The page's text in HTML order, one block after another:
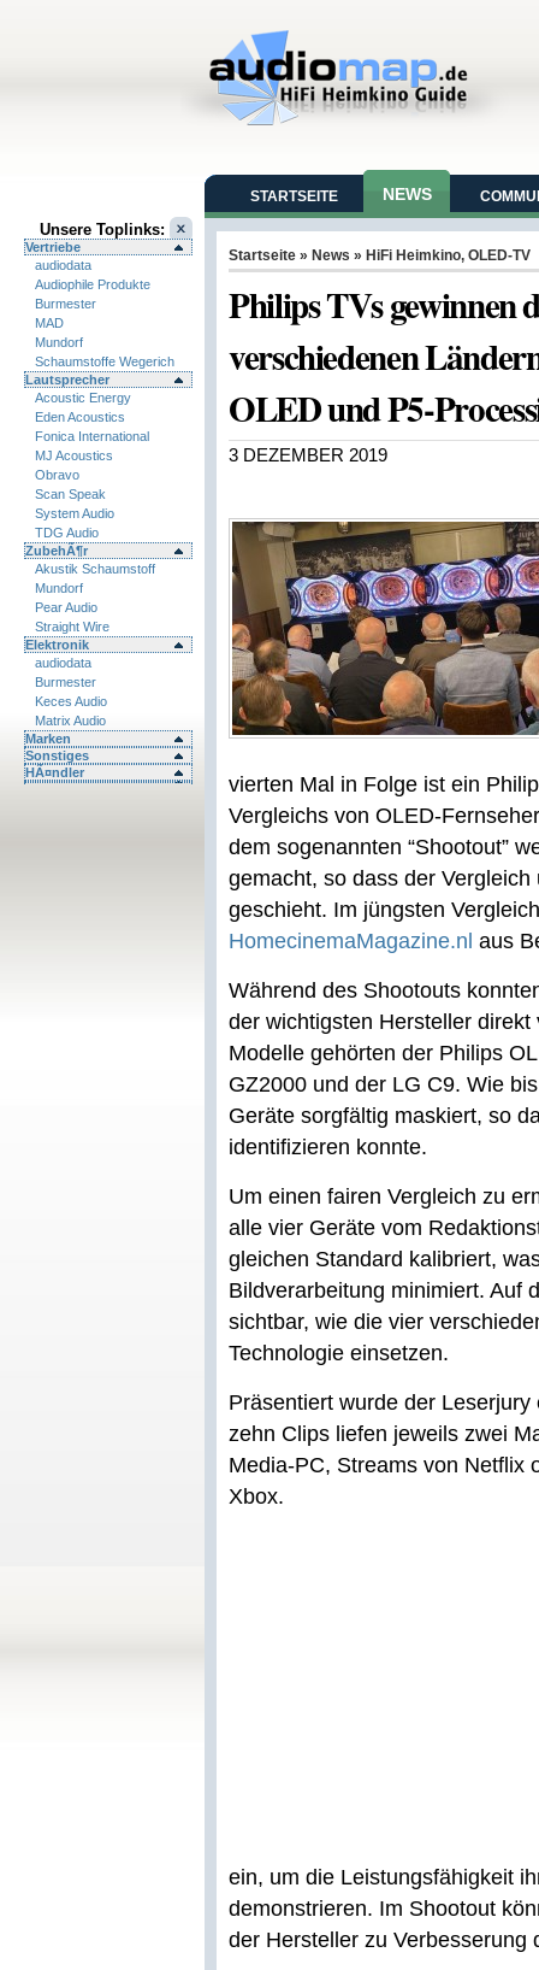
Unsere Toplinks:
Vertriebe
audiodata
Audiophile Produkte
Burmester
MAD
Mundorf
Schaumstoffe Wegerich
Lautsprecher
Acoustic Energy
Eden Acoustics
Fonica International
MJ Acoustics
Obravo
Scan Speak
System Audio
TDG Audio
ZubehÃ¶r
Akustik Schaumstoff
Mundorf
Pear Audio
Straight Wire
Elektronik
audiodata
Burmester
Keces Audio
Matrix Audio
Marken
Sonstiges
HÃ¤ndler
STARTSEITE NEWS
Startseite » News » HiFi Heimkino, OLED-TV
Philips TVs gewinnen
verschiedenen
OLED und P5-
3 DEZEMBER 2019
vierten Mal in Folge ist ein
Vergleichs von OLED-
dem sogenannten “Shootout”
gemacht, so dass der
geschieht. Im jüngsten
HomecinemaMagazine.nl aus
Während des Shootouts
der wichtigsten Hersteller
Modelle gehörten der Philips
GZ2000 und der LG C9. Wie
Geräte sorgfältig maskiert, so
identifizieren konnte.
Um einen fairen Vergleich zu
alle vier Geräte vom
gleichen Standard kalibriert,
Bildverarbeitung minimiert. Auf
sichtbar, wie die vier
Technologie einsetzen.
Präsentiert wurde der
zehn Clips liefen jeweils zwei
Media-PC, Streams von Netflix
Xbox.
ein, um die Leistungsfähigkeit
demonstrieren. Im Shootout
der Hersteller zu Verbesserung